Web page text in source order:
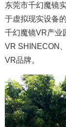
东莞市千幻魔镜
于虚拟现实设备
千幻魔镜VR产业
VR SHINECON
VR品牌。